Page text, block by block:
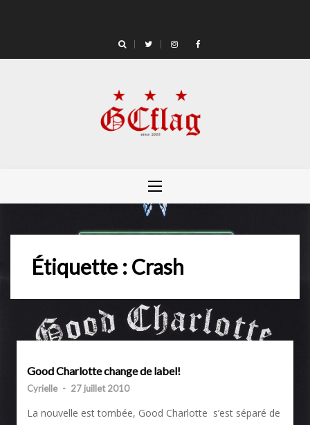
Étiquette :Crash
Good Charlotte change de label!
Cyrielle - 27 juillet 2010
La nouvelle est tombée, Good Charlotte s’est séparé de